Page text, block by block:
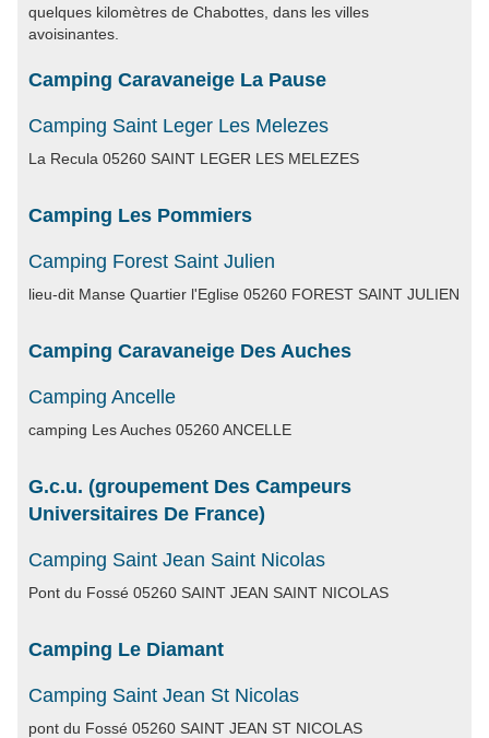
quelques kilomètres de Chabottes, dans les villes
avoisinantes.
Camping Caravaneige La Pause
Camping Saint Leger Les Melezes
La Recula 05260 SAINT LEGER LES MELEZES
Camping Les Pommiers
Camping Forest Saint Julien
lieu-dit Manse Quartier l'Eglise 05260 FOREST SAINT JULIEN
Camping Caravaneige Des Auches
Camping Ancelle
camping Les Auches 05260 ANCELLE
G.c.u. (groupement Des Campeurs
Universitaires De France)
Camping Saint Jean Saint Nicolas
Pont du Fossé 05260 SAINT JEAN SAINT NICOLAS
Camping Le Diamant
Camping Saint Jean St Nicolas
pont du Fossé 05260 SAINT JEAN ST NICOLAS